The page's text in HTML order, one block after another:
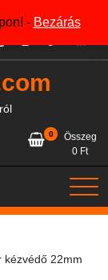
- Bezárás
0
Összeg
0 Ft
kézvédő 22mm